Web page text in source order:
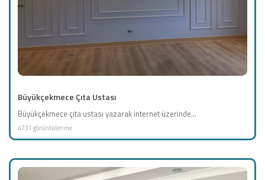
Büyükçekmece Çıta Ustası
Büyükçekmece çıta ustası yazarak internet üzerinde...
4731 görüntülenme